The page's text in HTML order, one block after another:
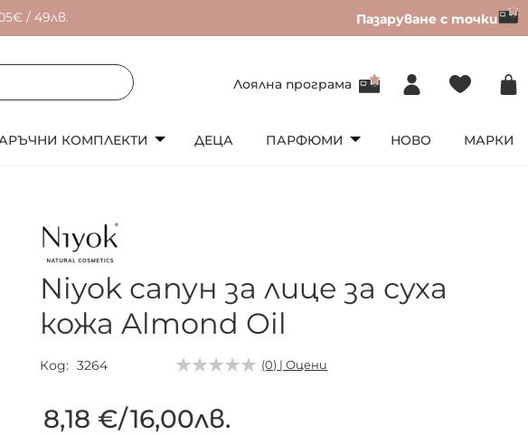
/ 49лв. Пазаруване с точки
Лоялна програма
КОМПЛЕКТИ ДЕЦА ПАРФЮМИ НОВО МАРКИ
Niyok сапун за лице за суха
кожа Almond Oil
Код 3264 (0) | Оцени
8,18 €/16,00лв.